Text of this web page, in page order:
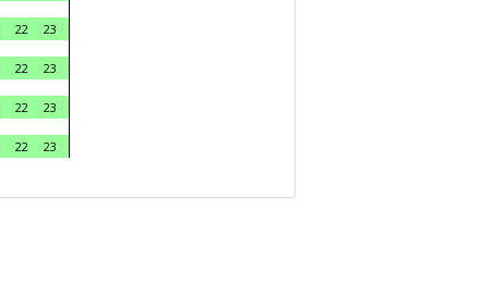
22
23
22
23
22
23
22
23